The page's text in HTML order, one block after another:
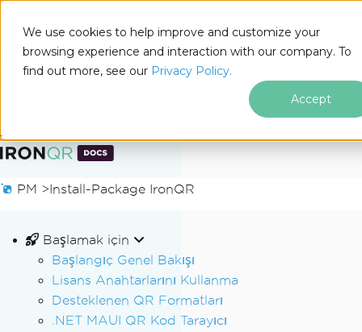
We use cookies to help improve and customize your
browsing experience and interaction with our company. To
find out more, see our Privacy Policy.
Accept
Altbilgi içeriğine atla
Docs
PM >Install-Package IronQR
Başlamak için
Başlangıç Genel Bakışı
Lisans Anahtarlarını Kullanma
Desteklenen QR Formatları
.NET MAUI QR Kod Tarayıcı